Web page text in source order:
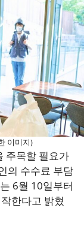
이미지)
주목할 필요가
의 수수료 부담
6월 10일부터
한다고 밝혔